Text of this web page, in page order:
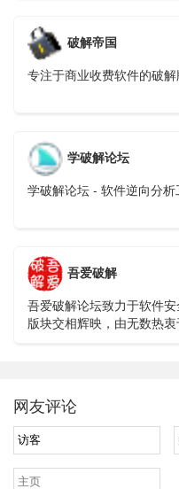
破解帝国
专注于商业收费软件的破解
学破解论坛
学破解论坛 - 软件逆向分
吾爱破解
吾爱破解论坛致力于软件
版块交相辉映，由无数热
网友评论